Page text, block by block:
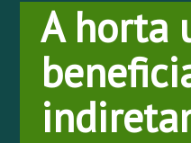
A horta